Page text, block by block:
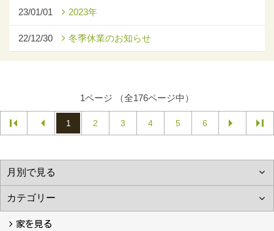
23/01/01 2023年
22/12/30 冬季休業のお知らせ
1ページ （全176ページ中）
1 2 3 4 5 6
家を見る